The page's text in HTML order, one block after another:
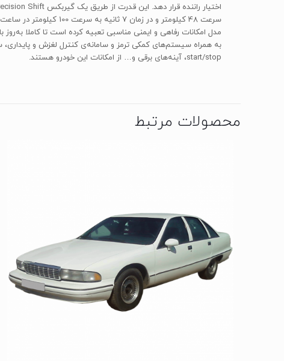
start/stop، آینه‌های برقی و… از امکانات این خودرو هستند.
محصولات مرتبط